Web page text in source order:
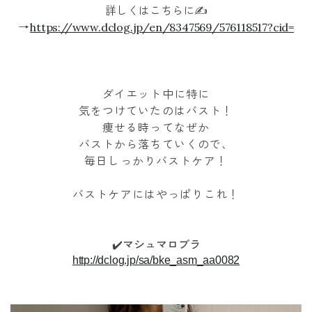
詳しくはこちらに✍️
→https://www.dclog.jp/en/8347569/576118517?cid=
ダイエット中に特に
気をつけていたのはバスト！
痩せる時ってなぜか
バストから落ちていくので、
毎日しっかりバストケア！
バストケアにはやっぱりこれ！
✔️マシュマロブラ
http://dclog.jp/sa/bke_asm_aa0082